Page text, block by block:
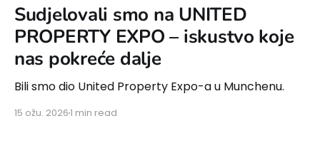
Sudjelovali smo na UNITED
PROPERTY EXPO – iskustvo koje
nas pokreće dalje
Bili smo dio United Property Expo-a u Munchenu.
15 ožu. 20261 min read